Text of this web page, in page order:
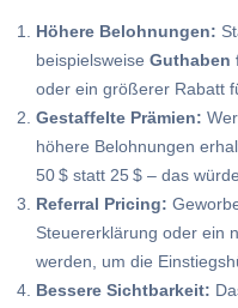
Höhere Belohnungen:
beispielsweise Guthaben
oder ein größerer Rabatt
Gestaffelte Prämien:
höhere Belohnungen
50 $ statt 25 $ – das
Referral Pricing:
Steuererklärung oder ein
werden, um die
Bessere Sichtbarkeit: